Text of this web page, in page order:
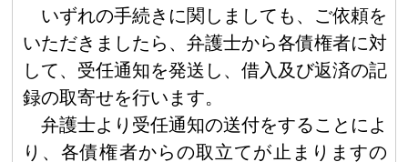
いずれの手続きに関しましても、ご依頼を
いただきましたら、弁護士から各債権者に対
して、受任通知を発送し、借入及び返済の記
録の取寄せを行います。
弁護士より受任通知の送付をすることによ
り、各債権者からの取立てが止まりますの